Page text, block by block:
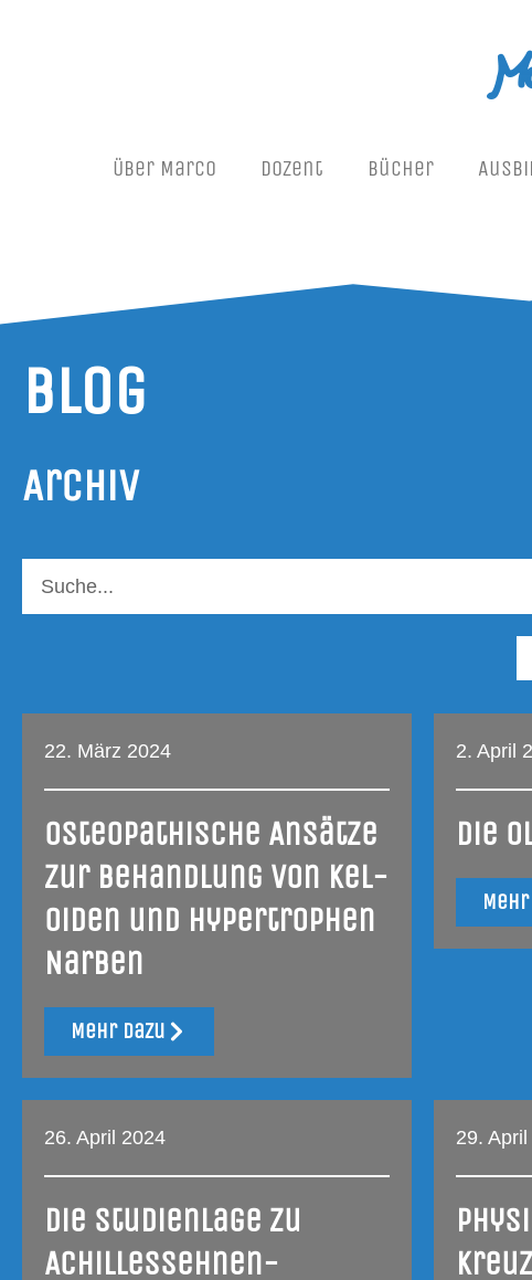
Über Mar­co Dozent Bücher
Blog
Archiv
22. März 2024
Osteo­pa­thi­sche Ansät­ze
zur Behand­lung von Kel­
oiden und hyper­tro­phen
Narben
Mehr dazu
2. April
Die
26. April 2024
Die Stu­di­en­la­ge zu
Achillessehnen-
29.